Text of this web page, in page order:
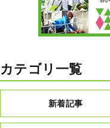
カテゴリ一覧
新着記事